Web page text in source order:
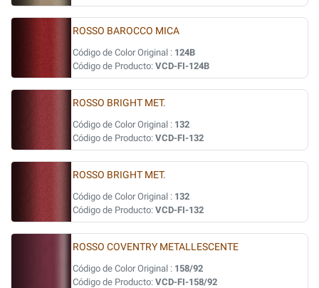
ROSSO BAROCCO MICA
Código de Color Original : 124B
Código de Producto: VCD-FI-124B
ROSSO BRIGHT MET.
Código de Color Original : 132
Código de Producto: VCD-FI-132
ROSSO BRIGHT MET.
Código de Color Original : 132
Código de Producto: VCD-FI-132
ROSSO COVENTRY METALLESCENTE
Código de Color Original : 158/92
Código de Producto: VCD-FI-158/92